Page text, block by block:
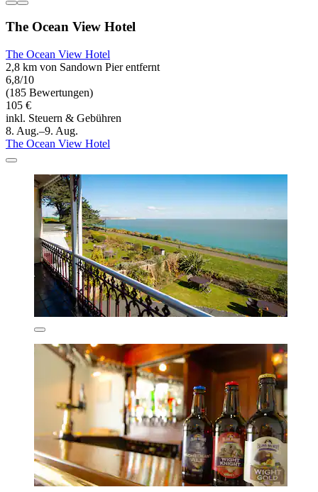
The Ocean View Hotel
The Ocean View Hotel
2,8 km von Sandown Pier entfernt
6,8/10
(185 Bewertungen)
105 €
inkl. Steuern & Gebühren
8. Aug.–9. Aug.
The Ocean View Hotel